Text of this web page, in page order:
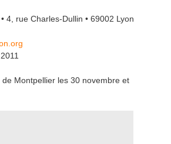
4, rue Charles-Dullin • 69002 Lyon
de Montpellier les 30 novembre et